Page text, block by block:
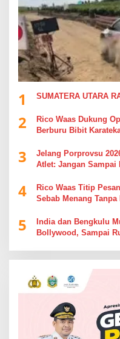
1 SUMATERA UTARA
2
Rico Waas Dukung
Berburu Bibit
3
Jelang Porprovsu
Atlet: Jangan
4
Rico Waas Titip
Sebab Menang
5
India dan Bengkulu
Bollywood, Sampai